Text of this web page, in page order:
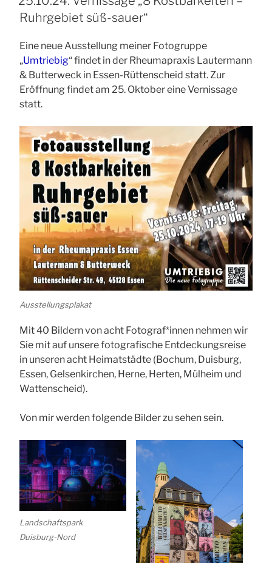
Ruhrgebiet süß-sauer“
Eine neue Ausstellung meiner Fotogruppe
„Umtriebig“ findet in der Rheumapraxis Lautermann
& Butterweck in Essen-Rüttenscheid statt. Zur
Eröffnung findet am 25. Oktober eine Vernissage
statt.
Ausstellungsplakat
Mit 40 Bildern von acht Fotograf*innen nehmen wir
Sie mit auf unsere fotografische Entdeckungsreise
in unseren acht Heimatstädte (Bochum, Duisburg,
Essen, Gelsenkirchen, Herne, Herten, Mülheim und
Wattenscheid).
Von mir werden folgende Bilder zu sehen sein.
Landschaftspark
Duisburg-Nord